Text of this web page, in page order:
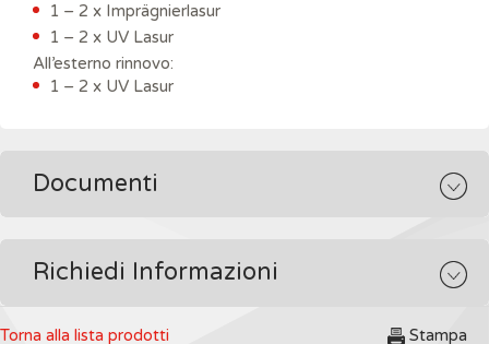
1 – 2 x Imprägnierlasur
1 – 2 x UV Lasur
All’esterno rinnovo:
1 – 2 x UV Lasur
Documenti
Richiedi Informazioni
Torna alla lista prodotti Stampa